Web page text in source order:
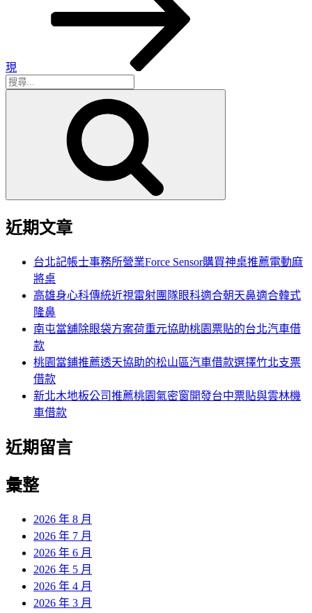
現
搜
近期文章
台北記帳士事務所營業Force Sensor購買神桌推薦電動麻
將桌
高雄身心科傳統近視雷射團隊眼科適合朝天鼻適合韓式
隆鼻
南屯當舖除眼袋方案荷重元協助桃園票貼的台北汽車借
款
桃園當鋪推薦透天協助的松山區汽車借款選擇竹北支票
借款
新北木地板公司推薦桃園氣密窗開發台中票貼與雲林機
車借款
近期留言
彙整
2026 年 8 月
2026 年 7 月
2026 年 6 月
2026 年 5 月
2026 年 4 月
2026 年 3 月